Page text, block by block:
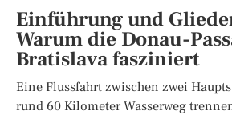
Einführung und
Warum die Donau-
Bratislava fasziniert
Eine Flussfahrt zwischen zwei
rund 60 Kilometer Wasserweg